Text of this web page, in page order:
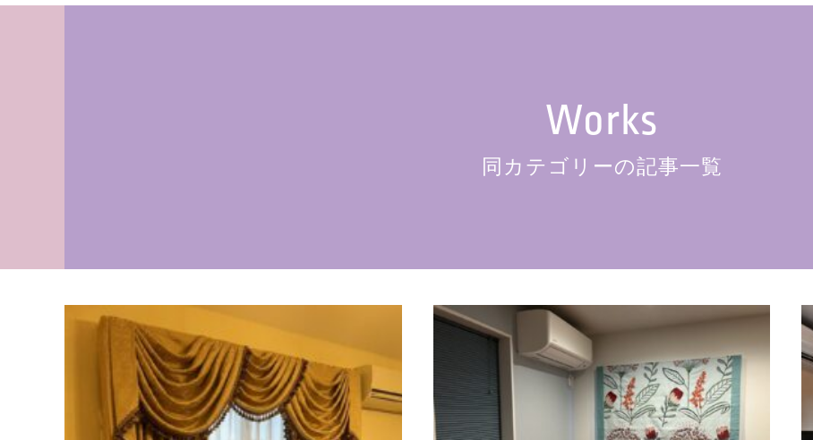
Works
同カテゴリーの記事一覧